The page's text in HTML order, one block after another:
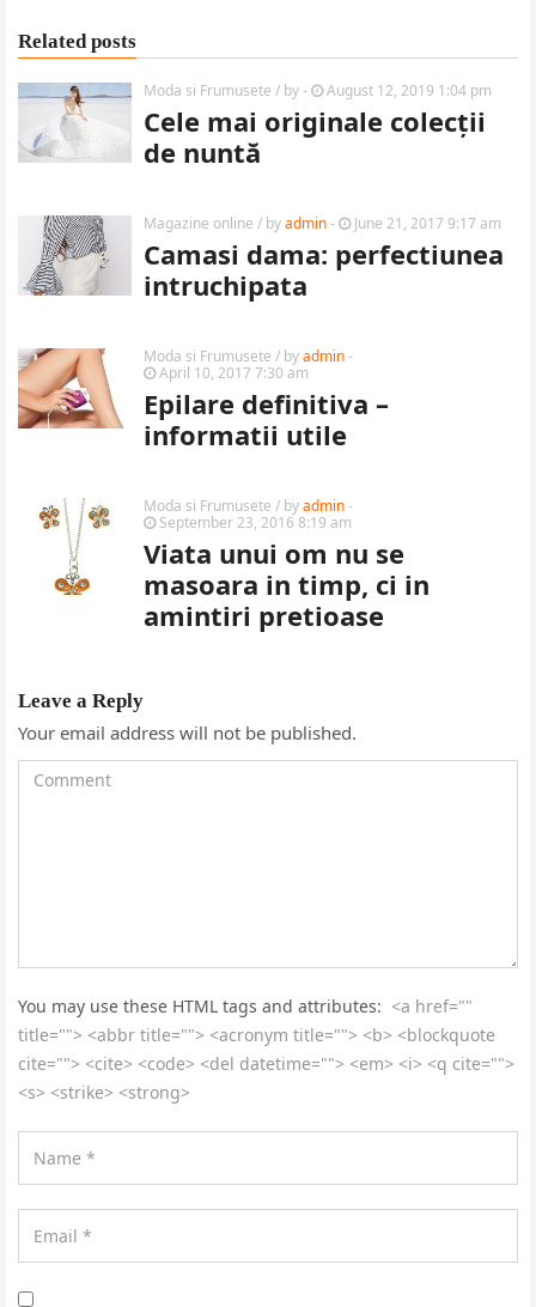
Related posts
Moda si Frumusete / by- August 12, 2019 1:04 pm
Cele mai originale colecții
de nuntă
Magazine online / byadmin- June 21, 2017 9:17 am
Camasi dama: perfectiunea
intruchipata
Moda si Frumusete / byadmin-
April 10, 2017 7:30 am
Epilare definitiva –
informatii utile
Moda si Frumusete / byadmin-
September 23, 2016 8:19 am
Viata unui om nu se
masoara in timp, ci in
amintiri pretioase
Leave a Reply
Your email address will not be published.
You may use these HTML tags and attributes: <a href=""
title=""> <abbr title=""> <acronym title=""> <b> <blockquote
cite=""> <cite> <code> <del datetime=""> <em> <i> <q cite="">
<s> <strike> <strong>